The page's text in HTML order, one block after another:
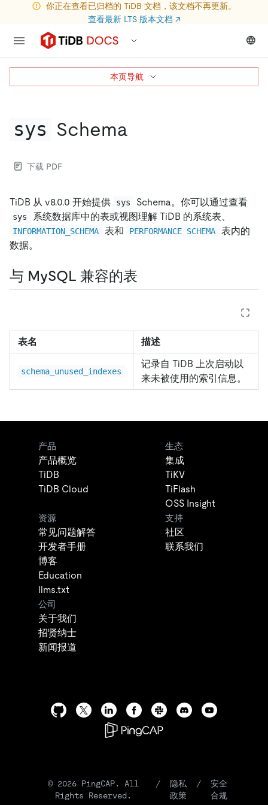
你正在查看已归档的 TiDB 文档，该文档不再更新。
查看最新 LTS 版本文档 ↗
sys Schema
下载 PDF
TiDB 从 v8.0.0 开始提供 sys Schema。你可以通过查看
sys 系统数据库中的表或视图理解 TiDB 的系统表、
INFORMATION_SCHEMA 表和 PERFORMANCE SCHEMA
表内的
数据。
与 MySQL 兼容的表
表名 描述
schema_unused_indexes
记录自 TiDB 上次启动以
来未被使用的索引信息。
本页导航
产品
产品概览
TiDB
TiDB Cloud
生态
集成
TiKV
TiFlash
OSS Insight
资源
常见问题解答
开发者手册
博客
Education
llms.txt
支持
社区
联系我们
公司
关于我们
招贤纳士
新闻报道
© 2026 PingCAP. All
Rights Reserved.
/
隐私
政策
/
安全
合规